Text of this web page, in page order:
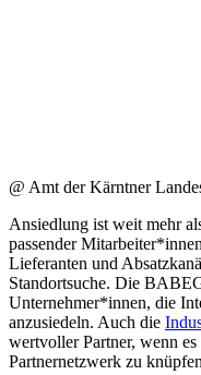
@ Amt der Kärntner
Ansiedlung ist weit mehr
passender
Lieferanten und
Standortsuche. Die
Unternehmer*innen, die
anzusiedeln. Auch die
wertvoller Partner, wenn
Partnernetzwerk zu